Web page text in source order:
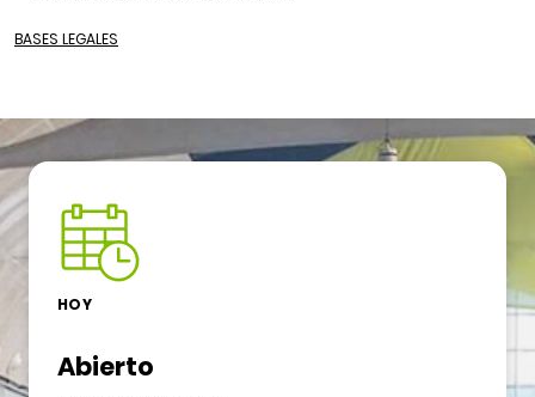
BASES LEGALES
HOY
Abierto